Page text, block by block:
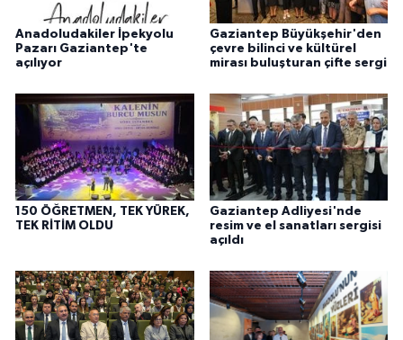
Anadoludakiler İpekyolu
Pazarı Gaziantep'te
açılıyor
Gaziantep Büyükşehir'den
çevre bilinci ve kültürel
mirası buluşturan çifte sergi
150 ÖĞRETMEN, TEK YÜREK,
TEK RİTİM OLDU
Gaziantep Adliyesi'nde
resim ve el sanatları sergisi
açıldı